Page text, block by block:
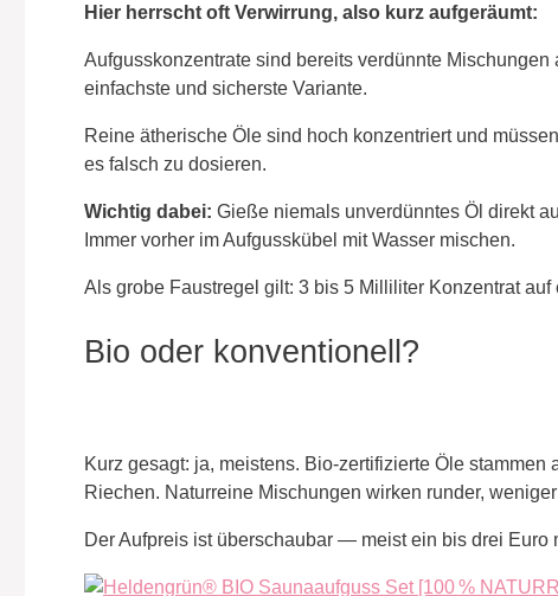
Hier herrscht oft Verwirrung, also kurz aufgeräumt:
Aufgusskonzentrate sind bereits verdünnte
einfachste und sicherste Variante.
Reine ätherische Öle sind hoch konzentriert und
es falsch zu dosieren.
Wichtig dabei: Gieße niemals unverdünntes Öl direkt
Immer vorher im Aufgusskübel mit Wasser mischen.
Als grobe Faustregel gilt: 3 bis 5 Milliliter Konzentrat
Bio oder konventionell?
Kurz gesagt: ja, meistens. Bio-zertifizierte Öle
Riechen. Naturreine Mischungen wirken runder,
Der Aufpreis ist überschaubar — meist ein bis drei